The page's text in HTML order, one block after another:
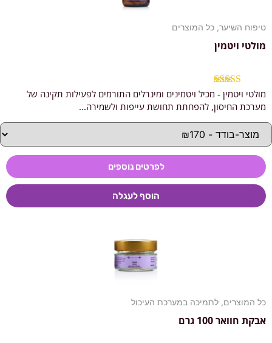
טיפוח השיער, כל המוצרים
מולטי ויטמין
לפרטים נוספים
הוסף לעגלה
מולטי ויטמין - מכיל ויטמינים ומינרלים התורמים לפעילות תקינה של
מערכת החיסון, להפחתת תחושת עייפות ולשמירה...
דורג4.92
מתוך 5
כל המוצרים, לתמיכה במערכת העיכול
אבקת חוואר 100 גרם